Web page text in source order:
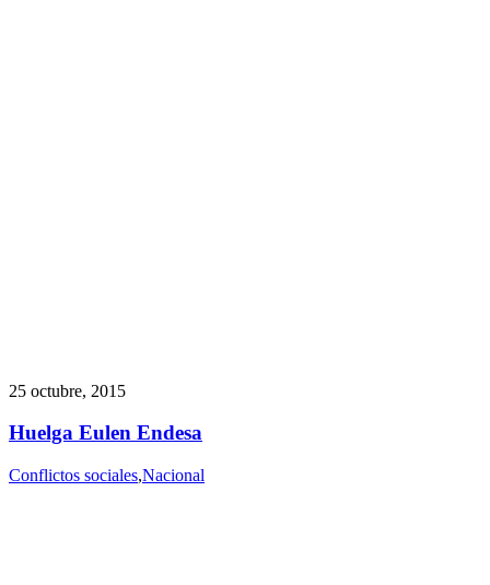
25 octubre, 2015
Huelga Eulen Endesa
Conflictos sociales,Nacional